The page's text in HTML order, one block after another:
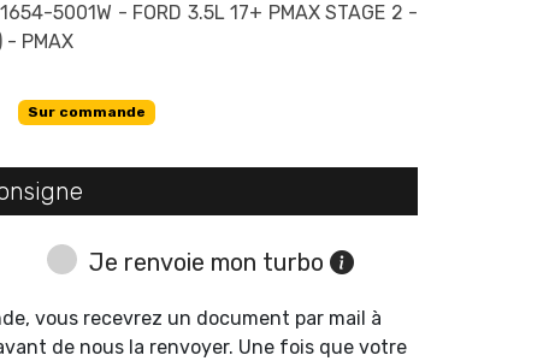
5001W - FORD 3.5L 17+ PMAX STAGE 2 -
- PMAX
Sur commande
Je renvoie mon turbo
vous recevrez un document par mail à
de nous la renvoyer. Une fois que votre